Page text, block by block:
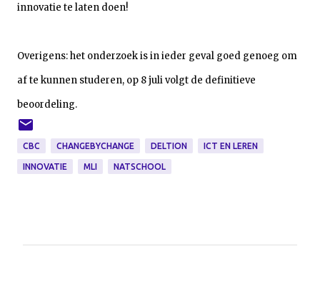
innovatie te laten doen!
Overigens: het onderzoek is in ieder geval goed genoeg om
af te kunnen studeren, op 8 juli volgt de definitieve
beoordeling.
CBC CHANGEBYCHANGE DELTION ICT EN LEREN
INNOVATIE MLI NATSCHOOL